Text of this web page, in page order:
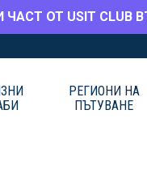
ОТ USIT CLUB
РЕГИОНИ НА
ПЪТУВАНЕ